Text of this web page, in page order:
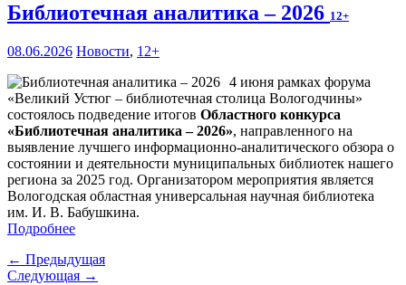
Библиотечная аналитика – 2026 12+
08.06.2026 Новости, 12+
4 июня рамках форума
«Великий Устюг – библиотечная столица Вологодчины»
состоялось подведение итогов Областного конкурса
«Библиотечная аналитика – 2026», направленного на
выявление лучшего информационно-аналитического обзора о
состоянии и деятельности муниципальных библиотек нашего
региона за 2025 год. Организатором мероприятия является
Вологодская областная универсальная научная библиотека
им. И. В. Бабушкина.
Подробнее
← Предыдущая
Следующая →